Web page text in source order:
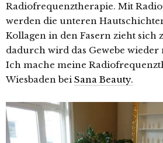
Radiofrequenztherapie. Mit
werden die unteren
Kollagen in den Fasern zieht sich
dadurch wird das Gewebe wieder
Ich mache meine
Wiesbaden bei Sana Beauty.